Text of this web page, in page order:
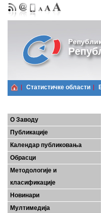
Статистичке области
О Заводу
Публикације
Календар публиковања
Обрасци
Методологије и
класификације
Новинари
Мултимедија